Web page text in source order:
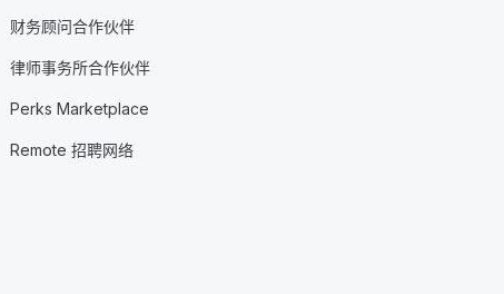
财务顾问合作伙伴
律师事务所合作伙伴
Perks Marketplace
Remote 招聘网络